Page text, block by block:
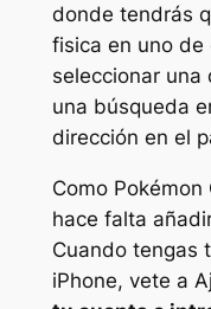
donde tendrás
fisica en uno de
seleccionar una
una búsqueda
dirección en el
Como
hace falta
Cuando tengas
iPhone, vete a